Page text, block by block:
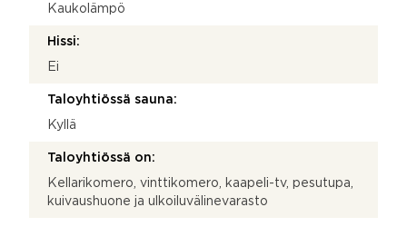
Kaukolämpö
Hissi:
Ei
Taloyhtiössä sauna:
Kyllä
Taloyhtiössä on:
Kellarikomero, vinttikomero, kaapeli-tv, pesutupa,
kuivaushuone ja ulkoiluvälinevarasto